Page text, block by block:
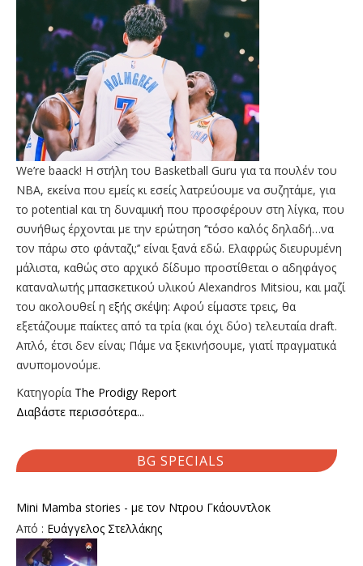
We’re baack! Η στήλη του Basketball Guru για τα πουλέν του
ΝΒΑ, εκείνα που εμείς κι εσείς λατρεύουμε να συζητάμε, για
το potential και τη δυναμική που προσφέρουν στη λίγκα, που
συνήθως έρχονται με την ερώτηση ‘’τόσο καλός δηλαδή…να
τον πάρω στο φάνταζι;’’ είναι ξανά εδώ. Ελαφρώς διευρυμένη
μάλιστα, καθώς στο αρχικό δίδυμο προστίθεται ο αδηφάγος
καταναλωτής μπασκετικού υλικού Alexandros Mitsiou, και μαζί
του ακολουθεί η εξής σκέψη: Αφού είμαστε τρεις, θα
εξετάζουμε παίκτες από τα τρία (και όχι δύο) τελευταία draft.
Απλό, έτσι δεν είναι; Πάμε να ξεκινήσουμε, γιατί πραγματικά
ανυπομονούμε.
Κατηγορία The Prodigy Report
Διαβάστε περισσότερα...
BG SPECIALS
Mini Mamba stories - με τον Ντρου Γκάουντλοκ
Από : Ευάγγελος Στελλάκης